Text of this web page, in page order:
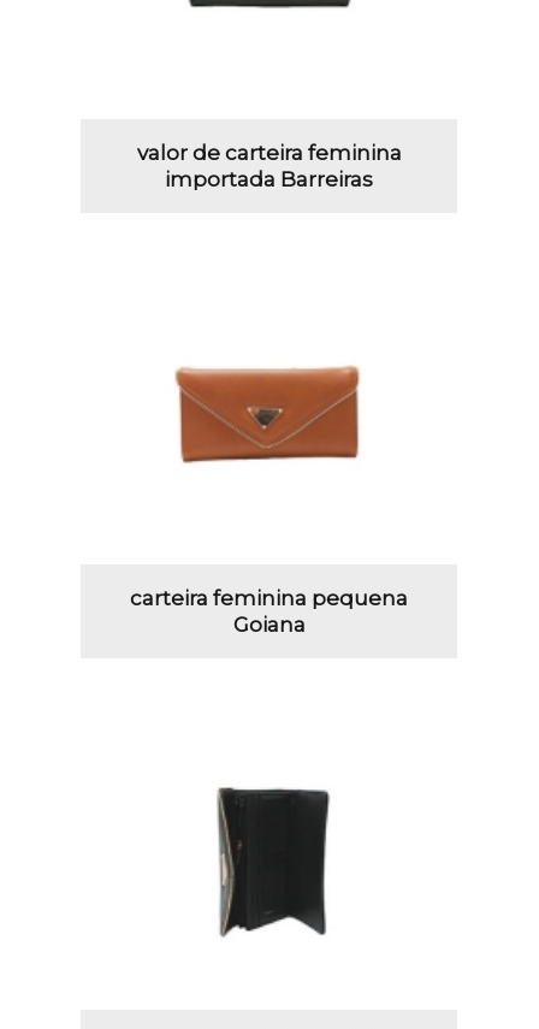
valor de carteira feminina
importada Barreiras
carteira feminina pequena
Goiana